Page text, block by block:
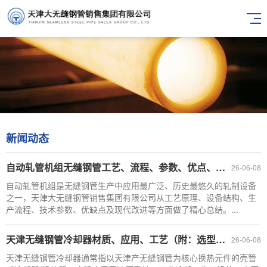
新闻动态
26-06-08
自动轧管机组无缝钢管工艺、流程、参数、优点、缺点
自动轧管机组是无缝钢管生产中应用最广泛、历史最悠久的轧制设备
之一，天津大无缝钢管销售集团有限公司从工艺原理、设备结构、生
产流程、技术参数、优缺点及现代改进等方面做了精心总结。...
26-06-08
天津无缝钢管冷却器材质、应用、工艺（附：选型与维护建议）
天津无缝钢管冷却器通常指以天津产无缝钢管为核心换热元件的壳管